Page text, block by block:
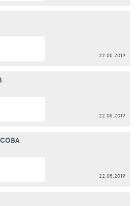
22.05.2019
22.05.2019
22.05.2019